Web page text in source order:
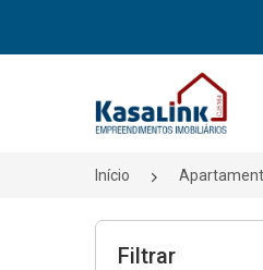
Página inicial
Início
Filtrar